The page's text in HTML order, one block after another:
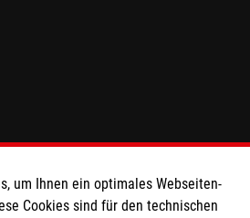
Hilfsdienst e.V.
um Ihnen ein optimales Webseiten-
Cookies sind für den technischen